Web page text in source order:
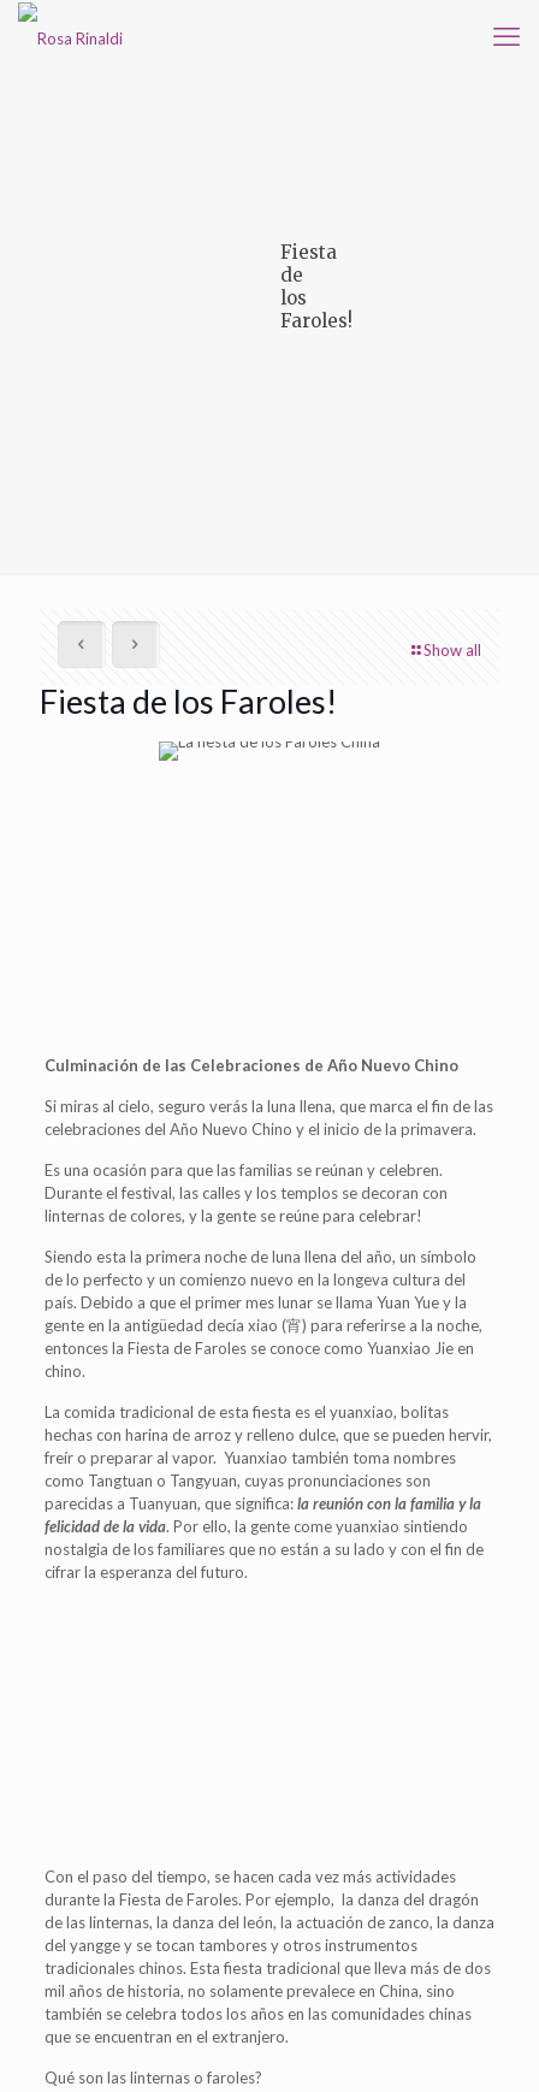
Fiesta
de
los
Faroles!
Show all
Fiesta de los Faroles!
Culminación de las Celebraciones de Año Nuevo Chino
Si miras al cielo, seguro verás la luna llena, que marca el fin de las
celebraciones del Año Nuevo Chino y el inicio de la primavera.
Es una ocasión para que las familias se reúnan y celebren.
Durante el festival, las calles y los templos se decoran con
linternas de colores, y la gente se reúne para celebrar!
Siendo esta la primera noche de luna llena del año, un símbolo
de lo perfecto y un comienzo nuevo en la longeva cultura del
país. Debido a que el primer mes lunar se llama Yuan Yue y la
gente en la antigüedad decía xiao (宵) para referirse a la noche,
entonces la Fiesta de Faroles se conoce como Yuanxiao Jie en
chino.
La comida tradicional de esta fiesta es el yuanxiao, bolitas
hechas con harina de arroz y relleno dulce, que se pueden hervir,
freír o preparar al vapor. Yuanxiao también toma nombres
como Tangtuan o Tangyuan, cuyas pronunciaciones son
parecidas a Tuanyuan, que significa:la reunión con la familia y la
felicidad de la vida. Por ello, la gente come yuanxiao sintiendo
nostalgia de los familiares que no están a su lado y con el fin de
cifrar la esperanza del futuro.
Con el paso del tiempo, se hacen cada vez más actividades
durante la Fiesta de Faroles. Por ejemplo, la danza del dragón
de las linternas, la danza del león, la actuación de zanco, la danza
del yangge y se tocan tambores y otros instrumentos
tradicionales chinos. Esta fiesta tradicional que lleva más de dos
mil años de historia, no solamente prevalece en China, sino
también se celebra todos los años en las comunidades chinas
que se encuentran en el extranjero.
Qué son las linternas o faroles?